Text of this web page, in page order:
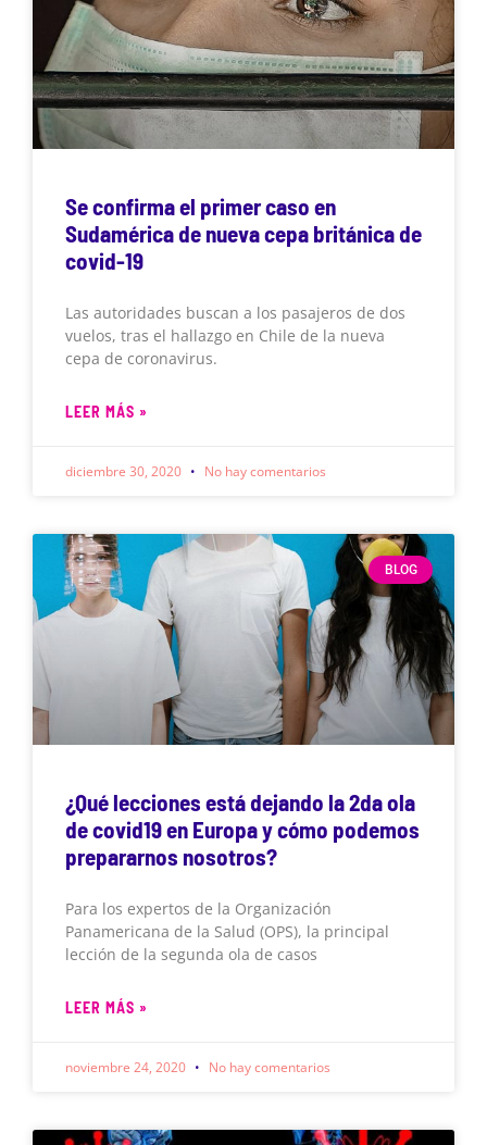
Se confirma el primer caso en
Sudamérica de nueva cepa británica de
covid-19
Las autoridades buscan a los pasajeros de dos
vuelos, tras el hallazgo en Chile de la nueva
cepa de coronavirus.
LEER MÁS »
diciembre 30, 2020 No hay comentarios
BLOG
¿Qué lecciones está dejando la 2da ola
de covid19 en Europa y cómo podemos
prepararnos nosotros?
Para los expertos de la Organización
Panamericana de la Salud (OPS), la principal
lección de la segunda ola de casos
LEER MÁS »
noviembre 24, 2020 No hay comentarios